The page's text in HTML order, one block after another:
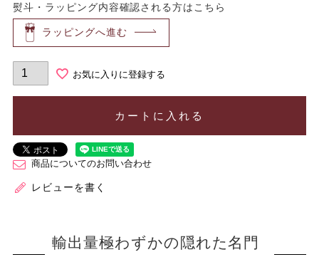
熨斗・ラッピング内容確認される方はこちら
ラッピングへ進む
お気に入りに登録する
カートに入れる
商品についてのお問い合わせ
レビューを書く
輸出量極わずかの隠れた名門